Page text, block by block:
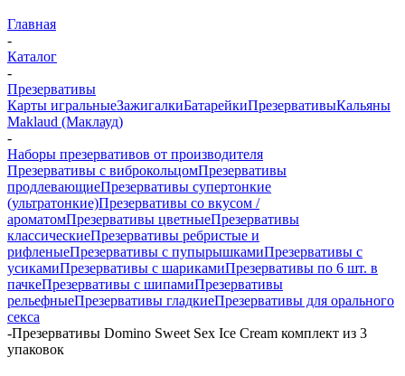
Главная
-
Каталог
-
Презервативы
Карты игральныеЗажигалкиБатарейкиПрезервативыКальяны
Maklaud (Маклауд)
-
Наборы презервативов от производителя
Презервативы с виброкольцомПрезервативы
продлевающиеПрезервативы супертонкие
(ультратонкие)Презервативы со вкусом /
ароматомПрезервативы цветныеПрезервативы
классическиеПрезервативы ребристые и
рифленыеПрезервативы с пупырышкамиПрезервативы с
усикамиПрезервативы с шарикамиПрезервативы по 6 шт. в
пачкеПрезервативы с шипамиПрезервативы
рельефныеПрезервативы гладкиеПрезервативы для орального
секса
-Презервативы Domino Sweet Sex Ice Cream комплект из 3
упаковок